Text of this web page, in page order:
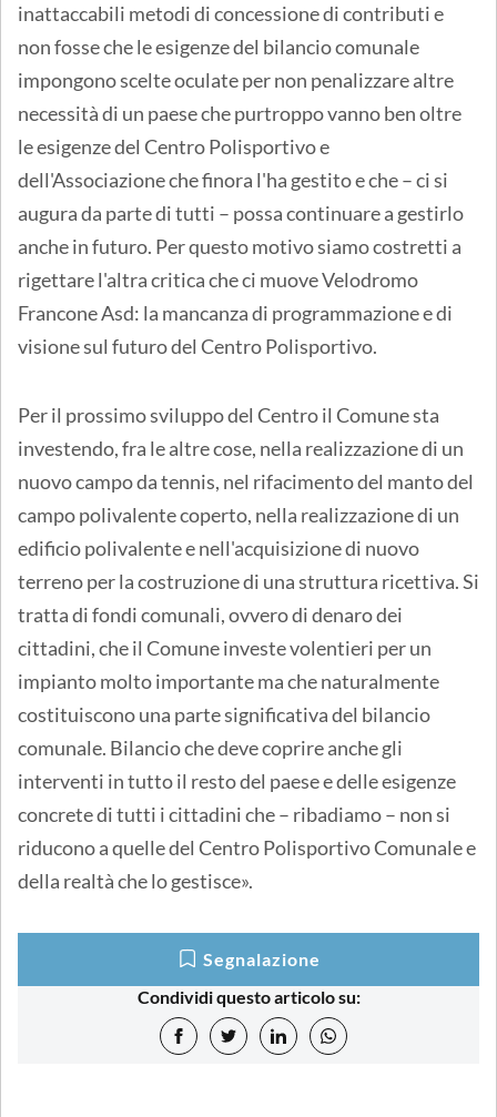
inattaccabili metodi di concessione di contributi e
non fosse che le esigenze del bilancio comunale
impongono scelte oculate per non penalizzare altre
necessità di un paese che purtroppo vanno ben oltre
le esigenze del Centro Polisportivo e
dell'Associazione che finora l'ha gestito e che – ci si
augura da parte di tutti – possa continuare a gestirlo
anche in futuro. Per questo motivo siamo costretti a
rigettare l'altra critica che ci muove Velodromo
Francone Asd: la mancanza di programmazione e di
visione sul futuro del Centro Polisportivo.
Per il prossimo sviluppo del Centro il Comune sta
investendo, fra le altre cose, nella realizzazione di un
nuovo campo da tennis, nel rifacimento del manto del
campo polivalente coperto, nella realizzazione di un
edificio polivalente e nell'acquisizione di nuovo
terreno per la costruzione di una struttura ricettiva. Si
tratta di fondi comunali, ovvero di denaro dei
cittadini, che il Comune investe volentieri per un
impianto molto importante ma che naturalmente
costituiscono una parte significativa del bilancio
comunale. Bilancio che deve coprire anche gli
interventi in tutto il resto del paese e delle esigenze
concrete di tutti i cittadini che – ribadiamo – non si
riducono a quelle del Centro Polisportivo Comunale e
della realtà che lo gestisce».
Segnalazione
Condividi questo articolo su: